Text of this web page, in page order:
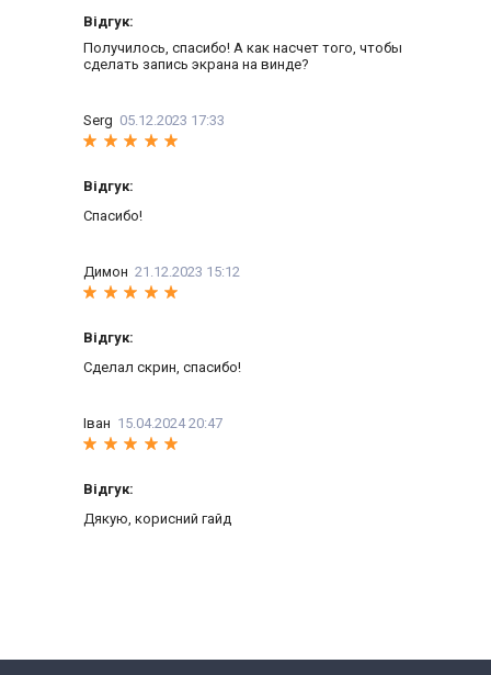
Відгук:
Получилось, спасибо! А как насчет того, чтобы
сделать запись экрана на винде?
Serg 05.12.2023 17:33
Відгук:
Спасибо!
Димон 21.12.2023 15:12
Відгук:
Сделал скрин, спасибо!
Іван 15.04.2024 20:47
Відгук:
Дякую, корисний гайд